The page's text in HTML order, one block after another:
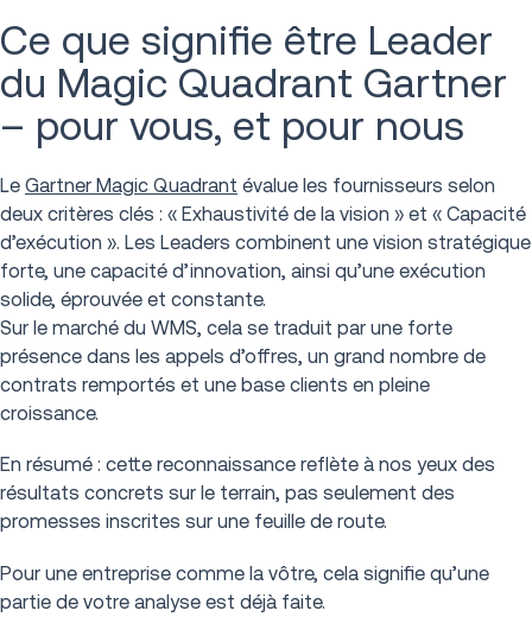
Ce que signifie être Leader
du Magic Quadrant Gartner
– pour vous, et pour nous
Le Gartner Magic Quadrant évalue les fournisseurs selon
deux critères clés : « Exhaustivité de la vision » et « Capacité
d’exécution ». Les Leaders combinent une vision stratégique
forte, une capacité d’innovation, ainsi qu’une exécution
solide, éprouvée et constante.
Sur le marché du WMS, cela se traduit par une forte
présence dans les appels d’offres, un grand nombre de
contrats remportés et une base clients en pleine
croissance.
En résumé : cette reconnaissance reflète à nos yeux des
résultats concrets sur le terrain, pas seulement des
promesses inscrites sur une feuille de route.
Pour une entreprise comme la vôtre, cela signifie qu’une
partie de votre analyse est déjà faite.